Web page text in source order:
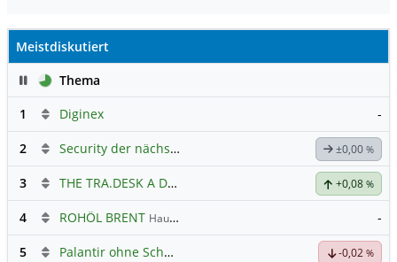
Meistdiskutiert
PauseThema
1
Diginex -
2 Security der nächsten Generation ±0,00 %
3 THE TRA.DESK A DL-,000001 +0,08 %
4 ROHÖL BRENT Hauptdiskussion -
5 Palantir ohne Schnickschnack -0,02 %